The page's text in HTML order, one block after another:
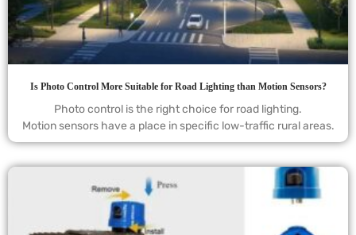
Is Photo Control More Suitable for Road Lighting than Motion Sensors?
Photo control is the right choice for road lighting.
Motion sensors have a place in specific low-traffic rural areas.